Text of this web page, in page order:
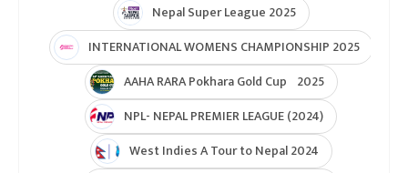
Nepal Super League 2025
INTERNATIONAL WOMENS CHAMPIONSHIP 2025
AAHA RARA Pokhara Gold Cup 2025
NPL- NEPAL PREMIER LEAGUE (2024)
West Indies A Tour to Nepal 2024